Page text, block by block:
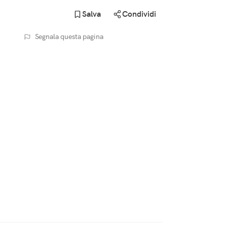
Salva Condividi
Segnala questa pagina